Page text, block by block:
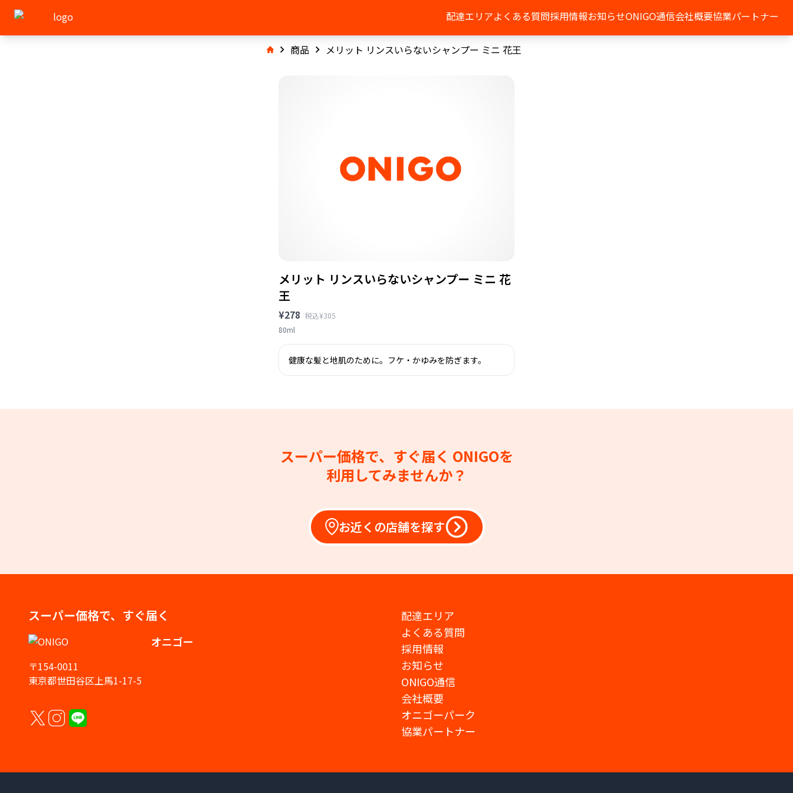
配達エリアよくある質問採用情報お知らせONIGO通信会社概要協業パートナー
商品 メリット リンスいらないシャンプー ミニ 花王
メリット リンスいらないシャンプー ミニ 花
王
¥278 税込¥305
80ml
健康な髪と地肌のために。フケ・かゆみを防ぎます。
スーパー価格で、すぐ届く ONIGOを
利用してみませんか？
お近くの店舗を探す
スーパー価格で、すぐ届く
オニゴー
〒154-0011
東京都世田谷区上馬1-17-5
配達エリア
よくある質問
採用情報
お知らせ
ONIGO通信
会社概要
オニゴーパーク
協業パートナー